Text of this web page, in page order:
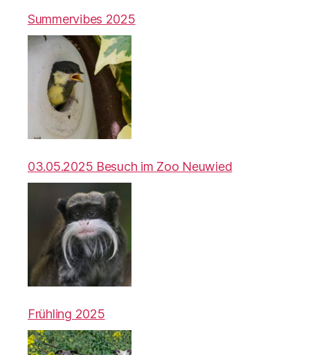
Summervibes 2025
03.05.2025 Besuch im Zoo Neuwied
Frühling 2025